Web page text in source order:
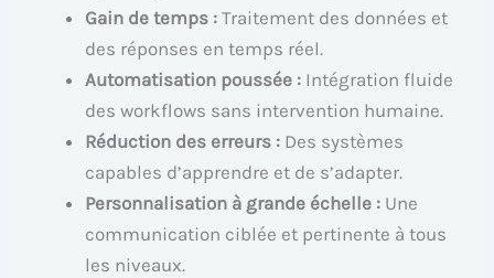
Gain de temps : Traitement des données et
des réponses en temps réel.
Automatisation poussée : Intégration fluide
des workflows sans intervention humaine.
Réduction des erreurs : Des systèmes
capables d’apprendre et de s’adapter.
Personnalisation à grande échelle : Une
communication ciblée et pertinente à tous
les niveaux.